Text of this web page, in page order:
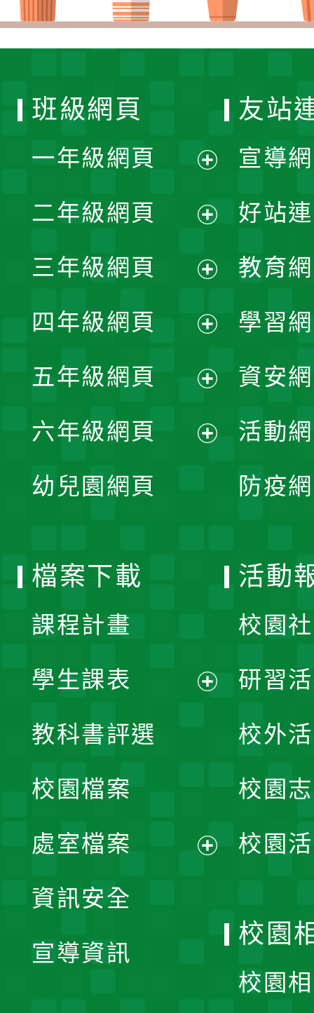
班級網頁
一年級網頁
開
選
單
二年級網頁
開
選
單
三年級網頁
開
選
單
四年級網頁
開
選
五年級網頁
開
六年級網頁
幼兒園網頁
友站
宣導
好站
教育
學習
資安
活動
防疫
檔案下載
課程計畫
學生課表
單
教科書評選
校園檔案
處室檔案
資訊安全
宣導資訊
活動
校園
研習
校外
校園
校園
校園
校園